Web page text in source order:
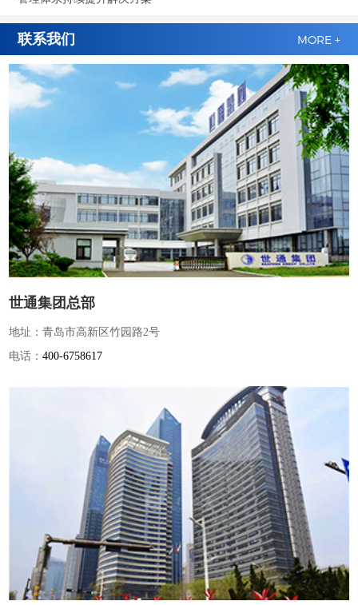
联系我们 MORE +
世通集团总部
地址：青岛市高新区竹园路2号
电话：400-6758617